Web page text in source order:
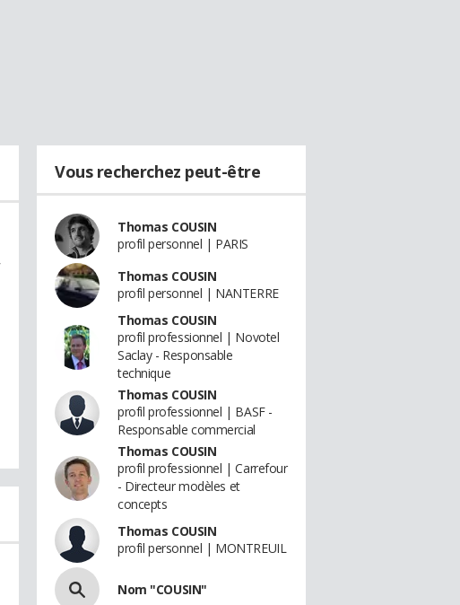
Vous recherchez peut-être
Thomas COUSIN
profil personnel | PARIS
Thomas COUSIN
profil personnel | NANTERRE
Thomas COUSIN
profil professionnel | Novotel
Saclay - Responsable
technique
Thomas COUSIN
profil professionnel | BASF -
Responsable commercial
Thomas COUSIN
profil professionnel | Carrefour
- Directeur modèles et
concepts
Thomas COUSIN
profil personnel | MONTREUIL
Nom "COUSIN"